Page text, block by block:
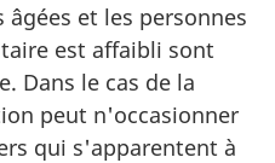
et les personnes
est affaibli sont
Dans le cas de la
peut n'occasionner
qui s'apparentent à